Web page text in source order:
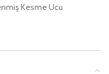
Kesme Ucu